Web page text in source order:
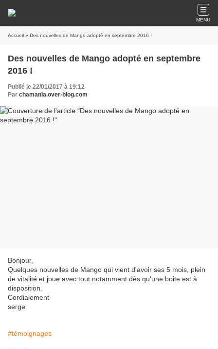
MENU
Accueil » Des nouvelles de Mango adopté en septembre 2016 !
Des nouvelles de Mango adopté en septembre
2016 !
Publié le 22/01/2017 à 19:12
Par chamania.over-blog.com
Bonjour,
Quelques nouvelles de Mango qui vient d'avoir ses 5 mois, plein
de vitalité et joue avec tout notamment dès qu'une boite est à
disposition.
Cordialement
serge
#témoignages